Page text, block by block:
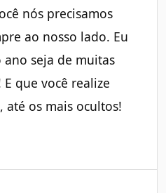
nós precisamos
ao nosso lado. Eu
ano seja de muitas
que você realize
até os mais ocultos!